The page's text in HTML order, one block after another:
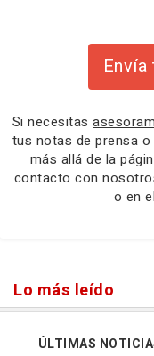
Si necesitas
tus notas de prensa o
más allá de la
contacto con
o en
Lo más leído
ÚLTIMAS